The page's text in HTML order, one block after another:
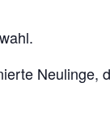
Neulinge,